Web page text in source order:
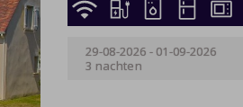
29-08-2026 - 01-09-2026
3 nachten